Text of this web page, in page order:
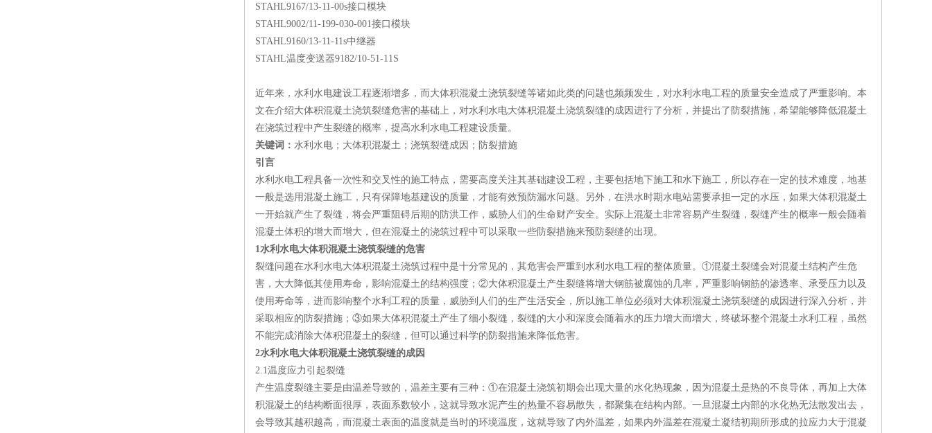
STAHL9167/13-11-00s接口模块
STAHL9002/11-199-030-001接口模块
STAHL9160/13-11-11s中继器
STAHL温度变送器9182/10-51-11S
近年来，水利水电建设工程逐渐增多，而大体积混凝土浇筑裂缝等诸如此类的问题也频频发生，对水利水电工程的质量安全造成了严重影响。本
文在介绍大体积混凝土浇筑裂缝危害的基础上，对水利水电大体积混凝土浇筑裂缝的成因进行了分析，并提出了防裂措施，希望能够降低混凝土
在浇筑过程中产生裂缝的概率，提高水利水电工程建设质量。
关键词： 水利水电；大体积混凝土；浇筑裂缝成因；防裂措施
引言
水利水电工程具备一次性和交叉性的施工特点，需要高度关注其基础建设工程，主要包括地下施工和水下施工，所以存在一定的技术难度，地基
一般是选用混凝土施工，只有保障地基建设的质量，才能有效预防漏水问题。另外，在洪水时期水电站需要承担一定的水压，如果大体积混凝土
一开始就产生了裂缝，将会严重阻碍后期的防洪工作，威胁人们的生命财产安全。实际上混凝土非常容易产生裂缝，裂缝产生的概率一般会随着
混凝土体积的增大而增大，但在混凝土的浇筑过程中可以采取一些防裂措施来预防裂缝的出现。
1水利水电大体积混凝土浇筑裂缝的危害
裂缝问题在水利水电大体积混凝土浇筑过程中是十分常见的，其危害会严重到水利水电工程的整体质量。①混凝土裂缝会对混凝土结构产生危
害，大大降低其使用寿命，影响混凝土的结构强度；②大体积混凝土产生裂缝将增大钢筋被腐蚀的几率，严重影响钢筋的渗透率、承受压力以及
使用寿命等，进而影响整个水利工程的质量，威胁到人们的生产生活安全，所以施工单位必须对大体积混凝土浇筑裂缝的成因进行深入分析，并
采取相应的防裂措施；③如果大体积混凝土产生了细小裂缝，裂缝的大小和深度会随着水的压力增大而增大，终破坏整个混凝土水利工程，虽然
不能完成消除大体积混凝土的裂缝，但可以通过科学的防裂措施来降低危害。
2水利水电大体积混凝土浇筑裂缝的成因
2.1温度应力引起裂缝
产生温度裂缝主要是由温差导致的，温差主要有三种：①在混凝土浇筑初期会出现大量的水化热现象，因为混凝土是热的不良导体，再加上大体
积混凝土的结构断面很厚，表面系数较小，这就导致水泥产生的热量不容易散失，都聚集在结构内部。一旦混凝土内部的水化热无法散发出去，
会导致其越积越高，而混凝土表面的温度就是当时的环境温度，这就导致了内外温差，如果内外温差在混凝土凝结初期所形成的拉应力大于混凝